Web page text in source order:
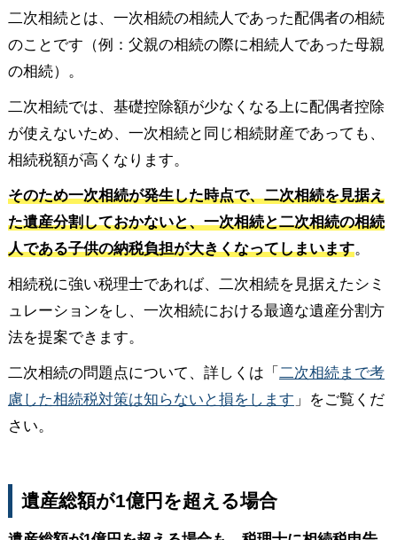
二次相続とは、一次相続の相続人であった配偶者の相続
のことです（例：父親の相続の際に相続人であった母親
の相続）。
二次相続では、基礎控除額が少なくなる上に配偶者控除
が使えないため、一次相続と同じ相続財産であっても、
相続税額が高くなります。
そのため一次相続が発生した時点で、二次相続を見据え
た遺産分割しておかないと、一次相続と二次相続の相続
人である子供の納税負担が大きくなってしまいます。
相続税に強い税理士であれば、二次相続を見据えたシミ
ュレーションをし、一次相続における最適な遺産分割方
法を提案できます。
二次相続の問題点について、詳しくは「 二次相続まで考
慮した相続税対策は知らないと損をします 」をご覧くだ
さい。
遺産総額が1億円を超える場合